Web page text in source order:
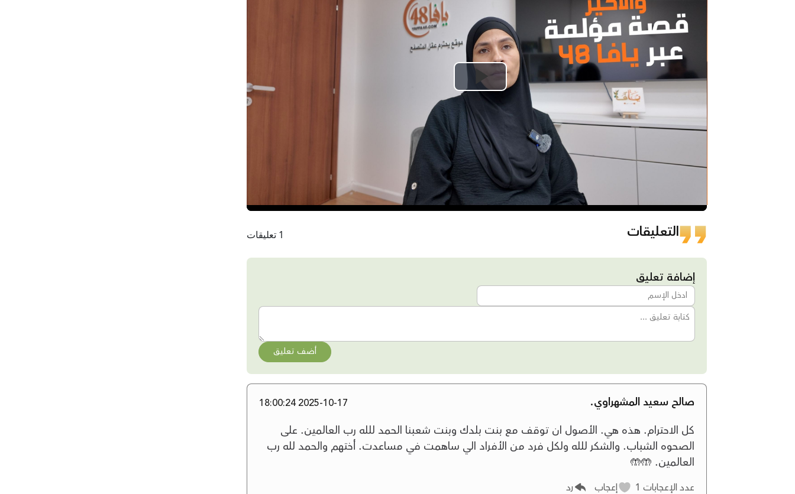
Play
Video
التعليقات 1 تعليقات
إضافة تعليق
أضف تعليق
صالح سعيد المشهراوي. 2025-10-17 18:00:24
كل الاحترام. هذه هي. الأصول ان توقف مع بنت بلدك وبنت شعبنا الحمد للله رب العالمين. على
الصحوه الشباب. والشكر للله ولكل فرد من الأفراد الي ساهمت في مساعدت. أختهم والحمد لله رب
العالمين. 🤲🤲
عدد الإعجابات إعجاب رد